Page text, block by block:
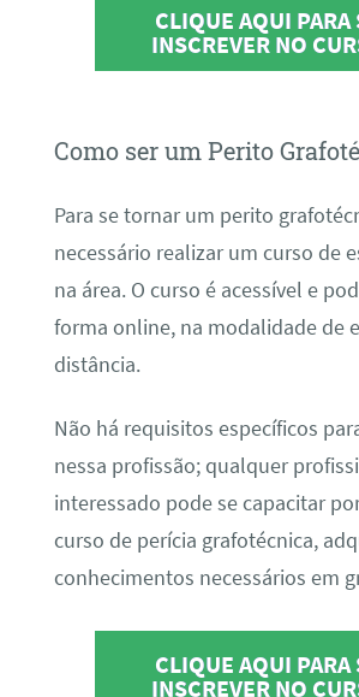
CLIQUE AQUI PARA
INSCREVER NO
Como ser um Perito
Para se tornar um perito
necessário realizar um curso de
na área. O curso é acessível e
forma online, na modalidade de
distância.
Não há requisitos específicos
nessa profissão; qualquer
interessado pode se capacitar
curso de perícia grafotécnica,
conhecimentos necessários em
CLIQUE AQUI PARA
INSCREVER NO